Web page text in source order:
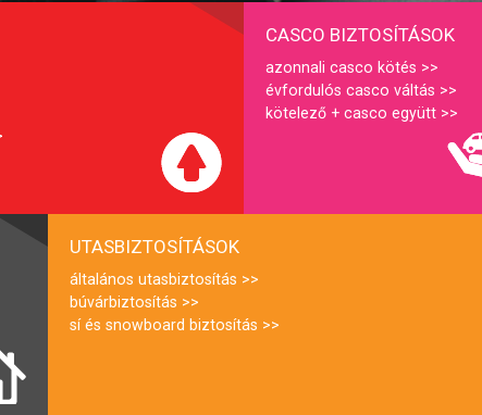
CASCO BIZTOSÍTÁSOK
azonnali casco kötés
évfordulós casco váltás
kötelező + casco együtt
UTASBIZTOSÍTÁSOK
általános utasbiztosítás
búvárbiztosítás
sí és snowboard biztosítás